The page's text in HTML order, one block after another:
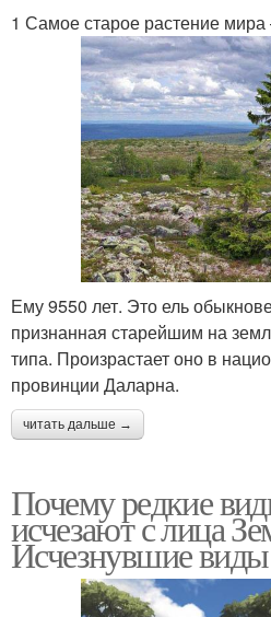
1 Самое старое растение
Ему 9550 лет. Это ель
признанная старейшим на
типа. Произрастает оно в
провинции Даларна.
читать дальше →
Почему редкие
исчезают с лица
Исчезнувшие виды